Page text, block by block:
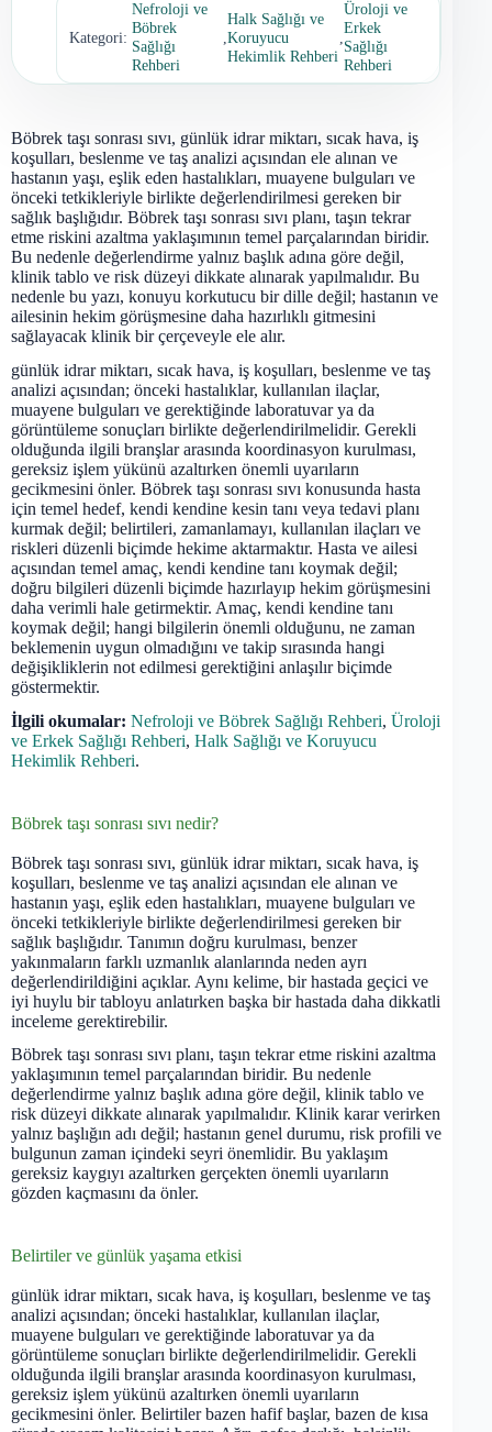
Kategori:
Nefroloji ve
Böbrek
Sağlığı
Rehberi
Halk Sağlığı ve
Koruyucu
Hekimlik Rehberi
,
Üroloji ve
Erkek
Sağlığı
Rehberi
Böbrek taşı sonrası sıvı, günlük idrar miktarı, sıcak hava, iş
koşulları, beslenme ve taş analizi açısından ele alınan ve
hastanın yaşı, eşlik eden hastalıkları, muayene bulguları ve
önceki tetkikleriyle birlikte değerlendirilmesi gereken bir
sağlık başlığıdır. Böbrek taşı sonrası sıvı planı, taşın tekrar
etme riskini azaltma yaklaşımının temel parçalarından biridir.
Bu nedenle değerlendirme yalnız başlık adına göre değil,
klinik tablo ve risk düzeyi dikkate alınarak yapılmalıdır. Bu
nedenle bu yazı, konuyu korkutucu bir dille değil; hastanın ve
ailesinin hekim görüşmesine daha hazırlıklı gitmesini
sağlayacak klinik bir çerçeveyle ele alır.
günlük idrar miktarı, sıcak hava, iş koşulları, beslenme ve taş
analizi açısından; önceki hastalıklar, kullanılan ilaçlar,
muayene bulguları ve gerektiğinde laboratuvar ya da
görüntüleme sonuçları birlikte değerlendirilmelidir. Gerekli
olduğunda ilgili branşlar arasında koordinasyon kurulması,
gereksiz işlem yükünü azaltırken önemli uyarıların
gecikmesini önler. Böbrek taşı sonrası sıvı konusunda hasta
için temel hedef, kendi kendine kesin tanı veya tedavi planı
kurmak değil; belirtileri, zamanlamayı, kullanılan ilaçları ve
riskleri düzenli biçimde hekime aktarmaktır. Hasta ve ailesi
açısından temel amaç, kendi kendine tanı koymak değil;
doğru bilgileri düzenli biçimde hazırlayıp hekim görüşmesini
daha verimli hale getirmektir. Amaç, kendi kendine tanı
koymak değil; hangi bilgilerin önemli olduğunu, ne zaman
beklemenin uygun olmadığını ve takip sırasında hangi
değişikliklerin not edilmesi gerektiğini anlaşılır biçimde
göstermektir.
İlgili okumalar: Nefroloji ve Böbrek Sağlığı Rehberi, Üroloji
ve Erkek Sağlığı Rehberi, Halk Sağlığı ve Koruyucu
Hekimlik Rehberi.
Böbrek taşı sonrası sıvı nedir?
Böbrek taşı sonrası sıvı, günlük idrar miktarı, sıcak hava, iş
koşulları, beslenme ve taş analizi açısından ele alınan ve
hastanın yaşı, eşlik eden hastalıkları, muayene bulguları ve
önceki tetkikleriyle birlikte değerlendirilmesi gereken bir
sağlık başlığıdır. Tanımın doğru kurulması, benzer
yakınmaların farklı uzmanlık alanlarında neden ayrı
değerlendirildiğini açıklar. Aynı kelime, bir hastada geçici ve
iyi huylu bir tabloyu anlatırken başka bir hastada daha dikkatli
inceleme gerektirebilir.
Böbrek taşı sonrası sıvı planı, taşın tekrar etme riskini azaltma
yaklaşımının temel parçalarından biridir. Bu nedenle
değerlendirme yalnız başlık adına göre değil, klinik tablo ve
risk düzeyi dikkate alınarak yapılmalıdır. Klinik karar verirken
yalnız başlığın adı değil; hastanın genel durumu, risk profili ve
bulgunun zaman içindeki seyri önemlidir. Bu yaklaşım
gereksiz kaygıyı azaltırken gerçekten önemli uyarıların
gözden kaçmasını da önler.
Belirtiler ve günlük yaşama etkisi
günlük idrar miktarı, sıcak hava, iş koşulları, beslenme ve taş
analizi açısından; önceki hastalıklar, kullanılan ilaçlar,
muayene bulguları ve gerektiğinde laboratuvar ya da
görüntüleme sonuçları birlikte değerlendirilmelidir. Gerekli
olduğunda ilgili branşlar arasında koordinasyon kurulması,
gereksiz işlem yükünü azaltırken önemli uyarıların
gecikmesini önler. Belirtiler bazen hafif başlar, bazen de kısa